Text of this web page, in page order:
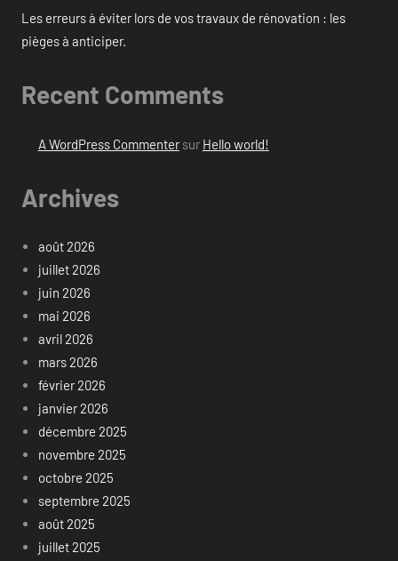
Les erreurs à éviter lors de vos travaux de rénovation : les
pièges à anticiper.
Recent Comments
A WordPress Commentersur Hello world!
Archives
août 2026
juillet 2026
juin 2026
mai 2026
avril 2026
mars 2026
février 2026
janvier 2026
décembre 2025
novembre 2025
octobre 2025
septembre 2025
août 2025
juillet 2025